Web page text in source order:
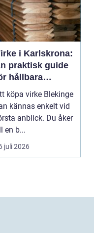
i Karlskrona:
praktisk guide
hållbara
köpa virke Blekinge
kännas enkelt vid
anblick. Du åker
en b...
juli 2026